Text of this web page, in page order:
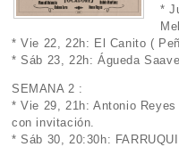
*
* Vie 22, 22h: El Canito (
* Sáb 23, 22h: Águeda
SEMANA 2 :
* Vie 29, 21h: Antonio
con invitación.
* Sáb 30, 20:30h: